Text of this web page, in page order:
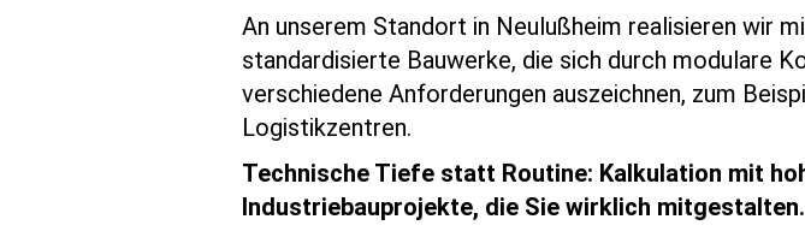
An unserem Standort in Neulußheim realisieren wir
standardisierte Bauwerke, die sich durch modulare
verschiedene Anforderungen auszeichnen, zum
Logistikzentren.
Technische Tiefe statt Routine: Kalkulation mit
Industriebauprojekte, die Sie wirklich mitgestalten.